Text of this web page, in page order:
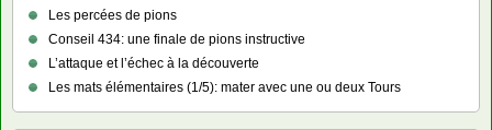
Les percées de pions
Conseil 434: une finale de pions instructive
L’attaque et l’échec à la découverte
Les mats élémentaires (1/5): mater avec une ou deux Tours